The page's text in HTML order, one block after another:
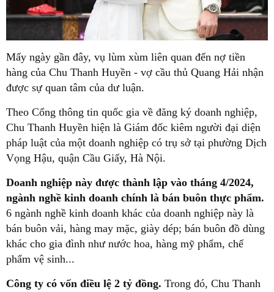
Mấy ngày gần đây, vụ lùm xùm liên quan đến nợ tiền
hàng của Chu Thanh Huyền - vợ cầu thủ Quang Hải nhận
được sự quan tâm của dư luận.
Theo Cổng thông tin quốc gia về đăng ký doanh nghiệp,
Chu Thanh Huyền hiện là Giám đốc kiêm người đại diện
pháp luật của một doanh nghiệp có trụ sở tại phường Dịch
Vọng Hậu, quận Cầu Giấy, Hà Nội.
Doanh nghiệp này được thành lập vào tháng 4/2024,
ngành nghề kinh doanh chính là bán buôn thực phẩm.
6 ngành nghề kinh doanh khác của doanh nghiệp này là
bán buôn vải, hàng may mặc, giày dép; bán buôn đồ dùng
khác cho gia đình như nước hoa, hàng mỹ phẩm, chế
phẩm vệ sinh...
Công ty có vốn điều lệ 2 tỷ đồng. Trong đó, Chu Thanh